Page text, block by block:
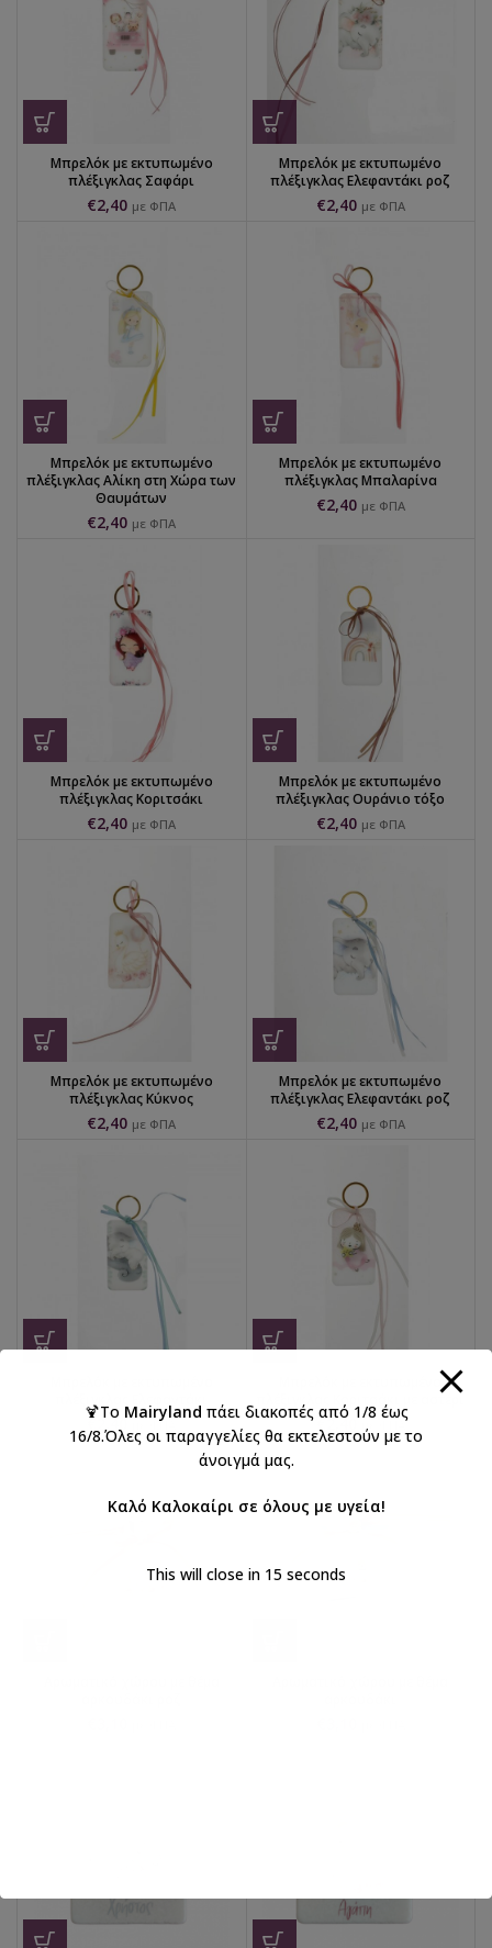
Μπρελόκ με εκτυπωμένο
πλέξιγκλας Σαφάρι
€2,40 με ΦΠΑ
Μπρελόκ με εκτυπωμένο
πλέξιγκλας Ελεφαντάκι ροζ
€2,40 με ΦΠΑ
Μπρελόκ με εκτυπωμένο
πλέξιγκλας Αλίκη στη Χώρα των
Θαυμάτων
€2,40 με ΦΠΑ
Μπρελόκ με εκτυπωμένο
πλέξιγκλας Μπαλαρίνα
€2,40 με ΦΠΑ
Μπρελόκ με εκτυπωμένο
πλέξιγκλας Κοριτσάκι
€2,40 με ΦΠΑ
Μπρελόκ με εκτυπωμένο
πλέξιγκλας Ουράνιο τόξο
€2,40 με ΦΠΑ
Μπρελόκ με εκτυπωμένο
πλέξιγκλας Κύκνος
€2,40 με ΦΠΑ
Μπρελόκ με εκτυπωμένο
πλέξιγκλας Ελεφαντάκι ροζ
€2,40 με ΦΠΑ
€ 2,40 με ΦΠΑ
πλέξιγκλας Κοριτσάκι με αστέρι
€2,40
🍹Το Mairyland πάει διακοπές από 1/8 έως
16/8.Όλες οι παραγγελίες θα εκτελεστούν με το
άνοιγμά μας.
Καλό Καλοκαίρι σε όλους με υγεία!
This will close in 14 seconds